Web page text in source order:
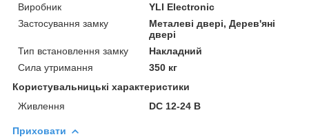
Виробник
YLI Electronic
Застосування замку
Металеві двері, Дерев'яні
двері
Тип встановлення замку
Накладний
Сила утримання
350 кг
Користувальницькі характеристики
Живлення
DC 12-24 В
Приховати